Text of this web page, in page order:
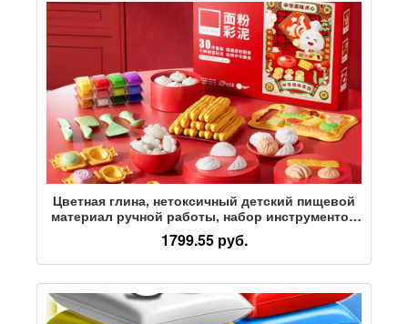
Цветная глина, нетоксичный детский пищевой
материал ручной работы, набор инструментов
для лепки из глины, подарок из пластилина
1799.55 руб.